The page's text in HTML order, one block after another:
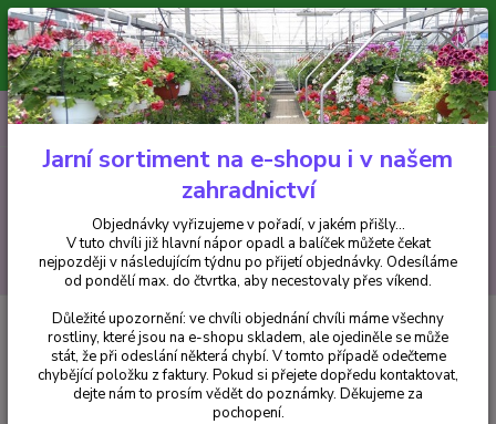
Minimální hodnota pro odeslání z e-shopu je 300 Kč.
V tuto chvíli již hlavní nápor objednávek opadl a balíček můžete čekat
nejpozději v následujícím týdnu po přijetí objednávky. Objednávky
vyřizujeme v pořadí, v jakém přišly...
CZK
Hledat
+420 602 223 614 0ks
za0 Kč
Fuchsie Lydia Ivo (Fuchsie) - cena za kus v 3-kusovém balení
Lydia Ivo (Fuchsie) - cena za kus v
3-kusovém balení
Jarní sortiment na e-shopu i v našem
zahradnictví
Objednávky vyřizujeme v pořadí, v jakém přišly...
V tuto chvíli již hlavní nápor opadl a balíček můžete čekat
nejpozději v následujícím týdnu po přijetí objednávky. Odesíláme
od pondělí max. do čtvrtka, aby necestovaly přes víkend.
Důležité upozornění: ve chvíli objednání chvíli máme všechny
rostliny, které jsou na e-shopu skladem, ale ojediněle se může
stát, že při odeslání některá chybí. V tomto případě odečteme
chybějící položku z faktury. Pokud si přejete dopředu kontaktovat,
dejte nám to prosím vědět do poznámky. Děkujeme za
pochopení.